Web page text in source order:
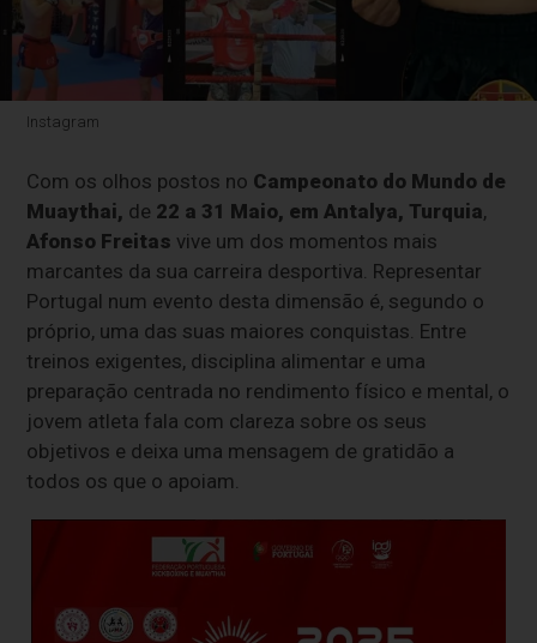
Instagram
Com os olhos postos no Campeonato do Mundo de
Muaythai, de 22 a 31 Maio, em Antalya, Turquia,
Afonso Freitas vive um dos momentos mais
marcantes da sua carreira desportiva. Representar
Portugal num evento desta dimensão é, segundo o
próprio, uma das suas maiores conquistas. Entre
treinos exigentes, disciplina alimentar e uma
preparação centrada no rendimento físico e mental, o
jovem atleta fala com clareza sobre os seus
objetivos e deixa uma mensagem de gratidão a
todos os que o apoiam.